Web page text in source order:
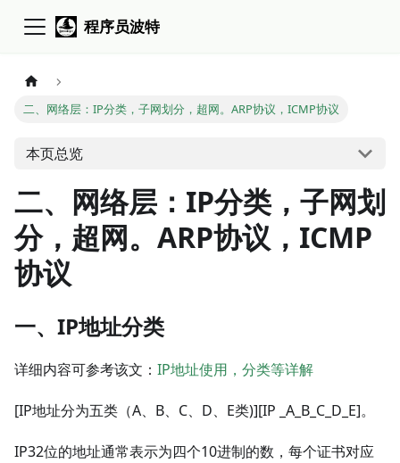
程序员波特
二、网络层：IP分类，子网划分，超网。ARP协议，ICMP协议
本页总览
二、网络层：IP分类，子网划
分，超网。ARP协议，ICMP
协议
一、IP地址分类
详细内容可参考该文： IP地址使用，分类等详解
[IP地址分为五类（A、B、C、D、E类)][IP _A_B_C_D_E]。
IP32位的地址通常表示为四个10进制的数，每个证书对应